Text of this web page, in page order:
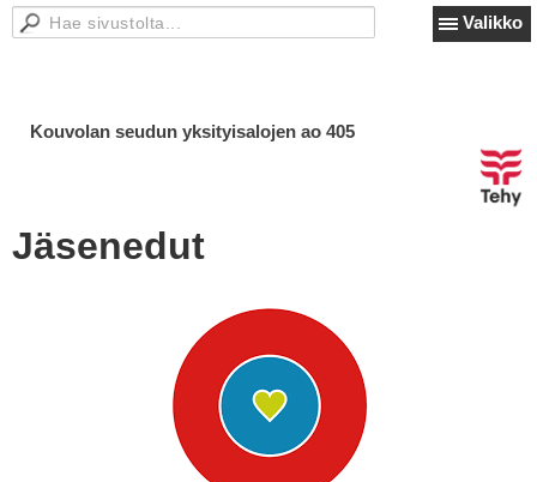
Valikko
Kouvolan seudun yksityisalojen ao 405
Jäsenedut